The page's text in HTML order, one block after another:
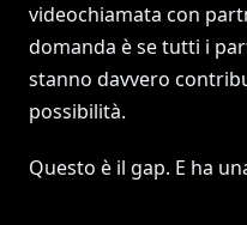
videochiamata con
domanda è se tutti i
stanno davvero
possibilità.
Questo è il gap. E ha